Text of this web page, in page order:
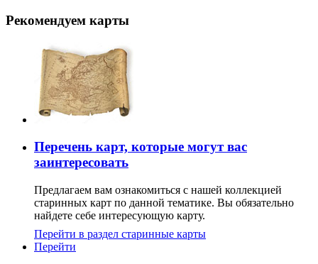
Рекомендуем карты
Перечень карт, которые могут вас
заинтересовать
Предлагаем вам ознакомиться с нашей коллекцией
старинных карт по данной тематике. Вы обязательно
найдете себе интересующую карту.
Перейти в раздел старинные карты
Перейти